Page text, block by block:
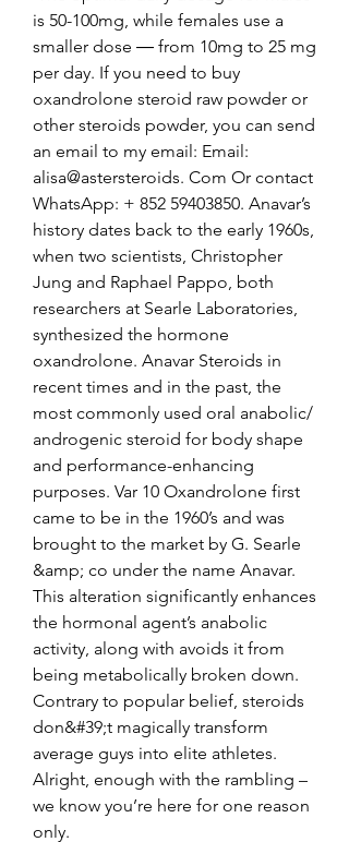
is 50-100mg, while females use a
smaller dose ― from 10mg to 25 mg
per day. If you need to buy
oxandrolone steroid raw powder or
other steroids powder, you can send
an email to my email: Email:
alisa@astersteroids. Com Or contact
WhatsApp: + 852 59403850. Anavar’s
history dates back to the early 1960s,
when two scientists, Christopher
Jung and Raphael Pappo, both
researchers at Searle Laboratories,
synthesized the hormone
oxandrolone. Anavar Steroids in
recent times and in the past, the
most commonly used oral anabolic/
androgenic steroid for body shape
and performance-enhancing
purposes. Var 10 Oxandrolone first
came to be in the 1960’s and was
brought to the market by G. Searle
&amp; co under the name Anavar.
This alteration significantly enhances
the hormonal agent’s anabolic
activity, along with avoids it from
being metabolically broken down.
Contrary to popular belief, steroids
don&#39;t magically transform
average guys into elite athletes.
Alright, enough with the rambling –
we know you’re here for one reason
only.